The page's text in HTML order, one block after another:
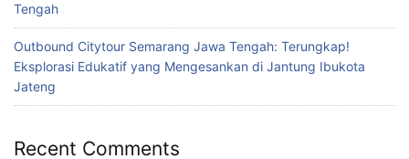
Tengah
Outbound Citytour Semarang Jawa Tengah: Terungkap!
Eksplorasi Edukatif yang Mengesankan di Jantung Ibukota
Jateng
Recent Comments